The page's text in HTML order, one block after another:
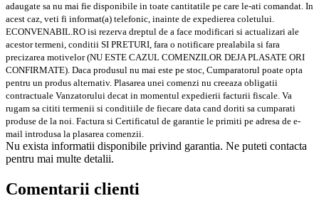
adaugate sa nu mai fie disponibile in toate cantitatile pe care le-ati comandat. In
acest caz, veti fi informat(a) telefonic, inainte de expedierea coletului.
ECONVENABIL.RO isi rezerva dreptul de a face modificari si actualizari ale
acestor termeni, conditii SI PRETURI, fara o notificare prealabila si fara
precizarea motivelor (NU ESTE CAZUL COMENZILOR DEJA PLASATE ORI
CONFIRMATE). Daca produsul nu mai este pe stoc, Cumparatorul poate opta
pentru un produs alternativ. Plasarea unei comenzi nu creeaza obligatii
contractuale Vanzatorului decat in momentul expedierii facturii fiscale. Va
rugam sa cititi termenii si conditiile de fiecare data cand doriti sa cumparati
produse de la noi. Factura si Certificatul de garantie le primiti pe adresa de e-
mail introdusa la plasarea comenzii.
Nu exista informatii disponibile privind garantia. Ne puteti contacta
pentru mai multe detalii.
Comentarii clienti